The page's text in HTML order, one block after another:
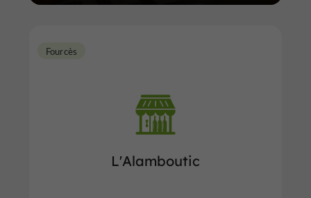
L'Alamboutic
Fourcès